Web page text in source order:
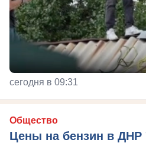
сегодня в 09:31
Общество
Цены на бензин в ДНР